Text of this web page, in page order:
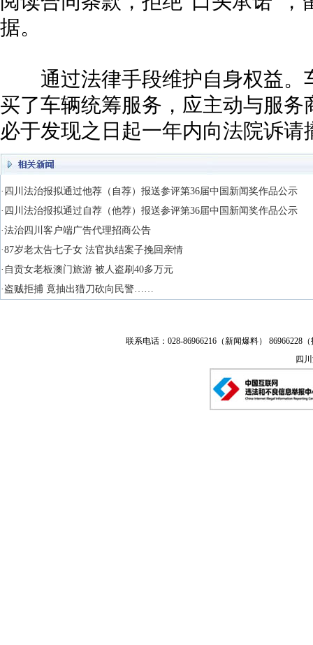
据。
通过法律手段维护自身权益。
买了车辆统筹服务，应主动与服
必于发现之日起一年内向法院诉
·四川法治报拟通过他荐（自荐）报送参评第36届中国新闻奖作品公示
·四川法治报拟通过自荐（他荐）报送参评第36届中国新闻奖作品公示
·法治四川客户端广告代理招商公告
·87岁老太告七子女 法官执结案子挽回亲情
·自贡女老板澳门旅游 被人盗刷40多万元
·盗贼拒捕 竟抽出猎刀砍向民警……
联系电话：028-86966216（新闻爆料） 86966228
四